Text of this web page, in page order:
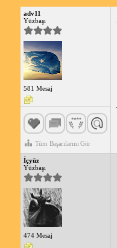
adv11
Yüzbaşı
581 Mesaj
Tüm Başarılarını Gör
İçyüz
Yüzbaşı
474 Mesaj